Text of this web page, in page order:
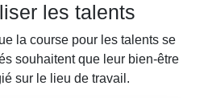
les talents
la course pour les talents se
souhaitent que leur bien-être
sur le lieu de travail.